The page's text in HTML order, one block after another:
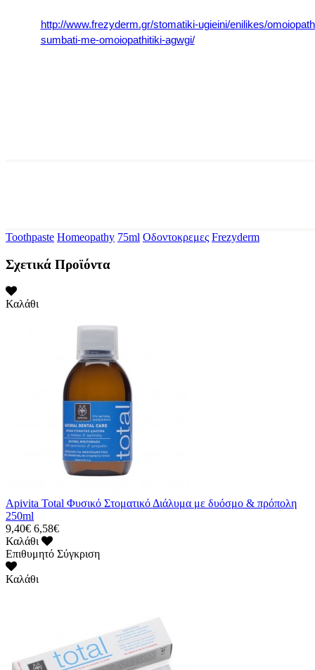
http://www.frezyderm.gr/stomatiki-ugieini/enilikes/
sumbati-me-omoiopathitiki-agwgi/
Toothpaste Homeopathy 75ml Οδοντοκρεμες Frezyderm
Σχετικά Προϊόντα
Καλάθι
Apivita Total Φυσικό Στοματικό Διάλυμα με δυόσμο & πρόπολη
250ml
9,40€ 6,58€
Καλάθι
Επιθυμητό Σύγκριση
Καλάθι